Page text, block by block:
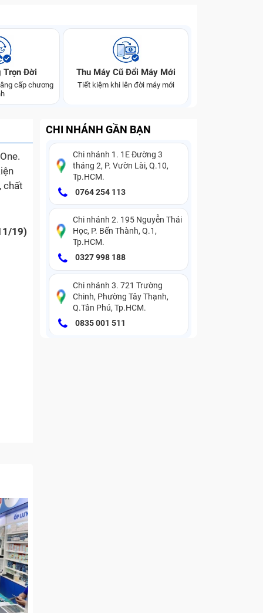
Trọn Đời
cấp chương
Thu Máy Cũ Đổi Máy Mới
Tiết kiệm khi lên đời máy mới
chất
19)
CHI NHÁNH GẦN BẠN
Chi nhánh 1. 1E Đường 3
tháng 2, P. Vườn Lài, Q.10,
Tp.HCM.
0764 254 113
Chi nhánh 2. 195 Nguyễn Thái
Học, P. Bến Thành, Q.1,
Tp.HCM.
0327 998 188
Chi nhánh 3. 721 Trường
Chinh, Phường Tây Thạnh,
Q.Tân Phú, Tp.HCM.
0835 001 511